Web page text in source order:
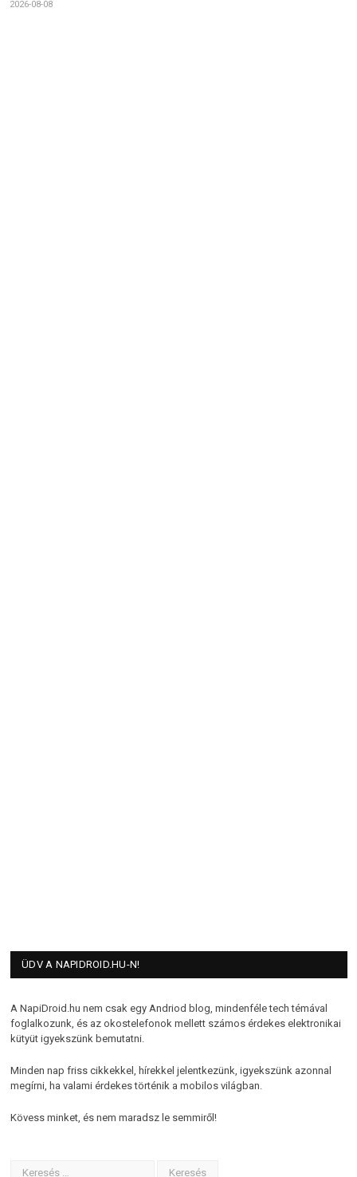
2026-08-08
ÜDV A NAPIDROID.HU-N!
A NapiDroid.hu nem csak egy Andriod blog, mindenféle tech témával
foglalkozunk, és az okostelefonok mellett számos érdekes elektronikai
kütyüt igyekszünk bemutatni.
Minden nap friss cikkekkel, hírekkel jelentkezünk, igyekszünk azonnal
megírni, ha valami érdekes történik a mobilos világban.
Kövess minket, és nem maradsz le semmiről!